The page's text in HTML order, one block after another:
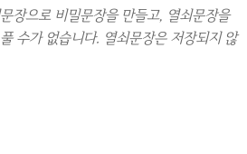
장으로 비밀문장을 만들고, 열쇠문장을
수가 없습니다. 열쇠문장은 저장되지 않